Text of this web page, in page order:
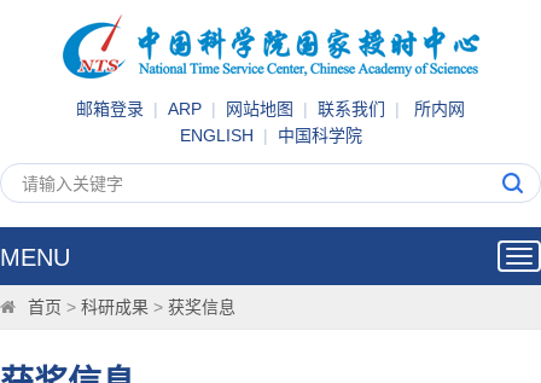
邮箱登录 | ARP | 网站地图 | 联系我们 | 所内网
ENGLISH | 中国科学院
MENU
首页 > 科研成果 > 获奖信息